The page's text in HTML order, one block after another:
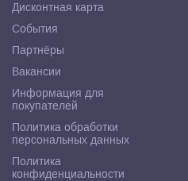
Дисконтная карта
События
Партнёры
Вакансии
Информация для
покупателей
Политика обработки
персональных данных
Политика
конфиденциальности